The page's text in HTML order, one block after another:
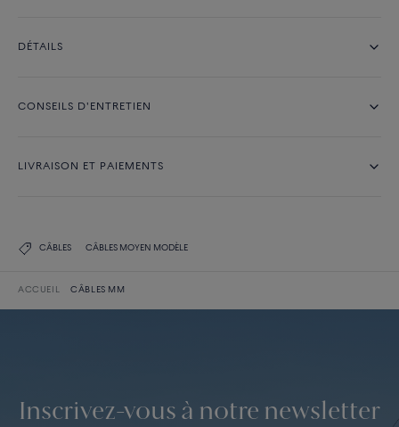
DÉTAILS
CONSEILS D'ENTRETIEN
LIVRAISON ET PAIEMENTS
CÂBLES CÂBLES MOYEN MODÈLE
ACCUEIL CÂBLES MM
Inscrivez-vous à notre newsletter